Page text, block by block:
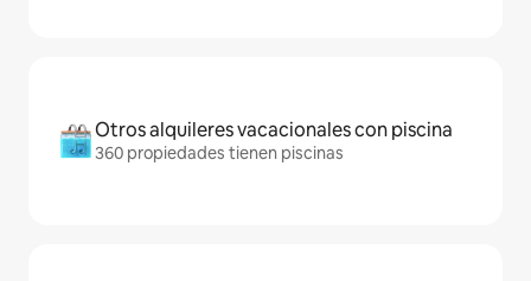
Otros alquileres vacacionales con piscina
360 propiedades tienen piscinas